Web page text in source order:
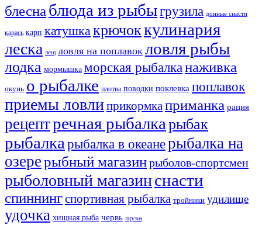
блесна блюда из рыбыгрузила донные снасти
карась карп катушкакрючоккулинария
леска лещ ловля на поплавок ловля рыбы
лодка мормышка морская рыбалканаживка
окунь о рыбалке плотва поводки поклевка поплавок
приемы ловлиприкормкаприманка рация
рецептречная рыбалка рыбак
рыбалка рыбалка в океанерыбалка на
озерерыбный магазинрыболов-спортсмен
рыболовный магазинснасти
спиннингспортивная рыбалка тройники удилище
удочка хищная рыба червь щука